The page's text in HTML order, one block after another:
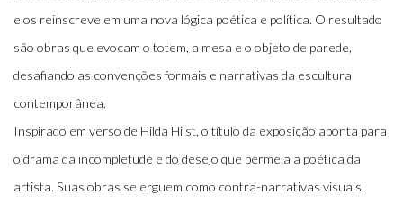
e os reinscreve em uma nova lógica poética e política. O resultado
são obras que evocam o totem, a mesa e o objeto de parede,
desafiando as convenções formais e narrativas da escultura
contemporânea.
Inspirado em verso de Hilda Hilst, o título da exposição aponta para
o drama da incompletude e do desejo que permeia a poética da
artista. Suas obras se erguem como contra-narrativas visuais,